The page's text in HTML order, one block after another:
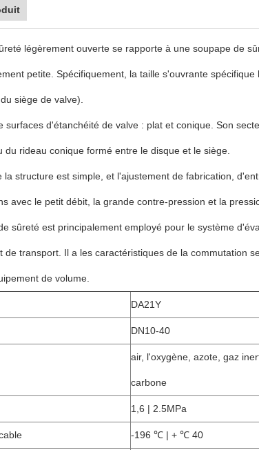
légèrement ouverte se rapporte à une soupape de
petite. Spécifiquement, la taille s'ouvrante
siège de valve).
surfaces d'étanchéité de valve : plat et conique. Son
du rideau conique formé entre le disque et le siège.
la structure est simple, et l'ajustement de fabrication,
avec le petit débit, la grande contre-pression et la
sûreté est principalement employé pour le système
de transport. Il a les caractéristiques de la commutation
de volume.
DA21Y
DN10-40
air, l'oxygène, azote, gaz
carbone
1,6 | 2.5MPa
-196 ℃ | + ℃ 40